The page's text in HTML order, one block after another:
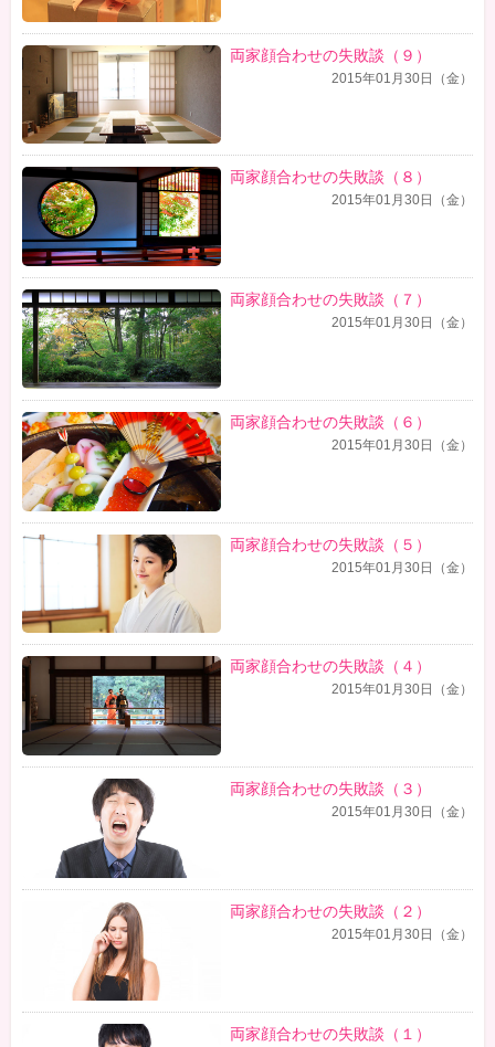
両家顔合わせの失敗談（９）
2015年01月30日（金）
両家顔合わせの失敗談（８）
2015年01月30日（金）
両家顔合わせの失敗談（７）
2015年01月30日（金）
両家顔合わせの失敗談（６）
2015年01月30日（金）
両家顔合わせの失敗談（５）
2015年01月30日（金）
両家顔合わせの失敗談（４）
2015年01月30日（金）
両家顔合わせの失敗談（３）
2015年01月30日（金）
両家顔合わせの失敗談（２）
2015年01月30日（金）
両家顔合わせの失敗談（１）